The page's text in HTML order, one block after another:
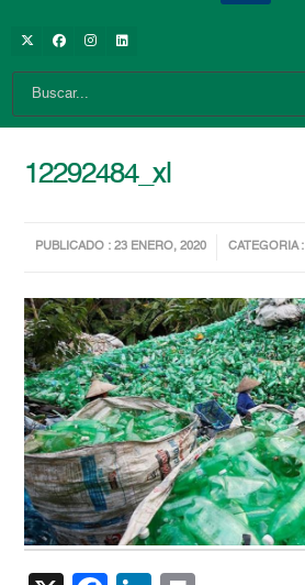
12292484_xl
PUBLICADO : 23 ENERO, 2020 CATEGORIA :